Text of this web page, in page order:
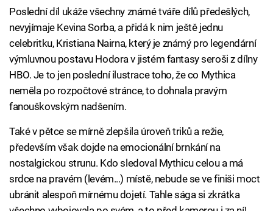
Poslední díl ukáže všechny známé tváře dílů předešlých,
nevyjímaje Kevina Sorba, a přidá k nim ještě jednu
celebritku, Kristiana Nairna, který je známý pro legendární
výmluvnou postavu Hodora v jistém fantasy seroši z dílny
HBO. Je to jen poslední ilustrace toho, že co Mythica
neměla po rozpočtové stránce, to dohnala pravým
fanouškovským nadšením.
Také v pětce se mírně zlepšila úroveň triků a režie,
především však dojde na emocionální brnkání na
nostalgickou strunu. Kdo sledoval Mythicu celou a má
srdce na pravém (levém...) místě, nebude se ve finiši moct
ubránit alespoň mírnému dojetí. Tahle sága si zkrátka